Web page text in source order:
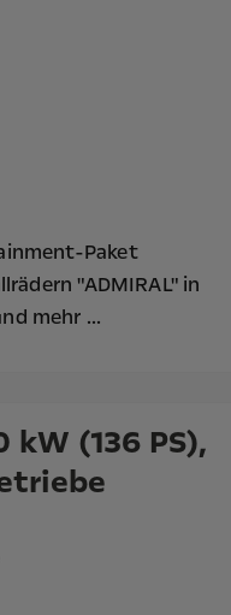
Paket
"ADMIRAL" in
mehr ...
kW (136 PS),